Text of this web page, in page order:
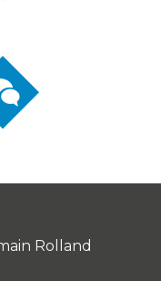
Rolland